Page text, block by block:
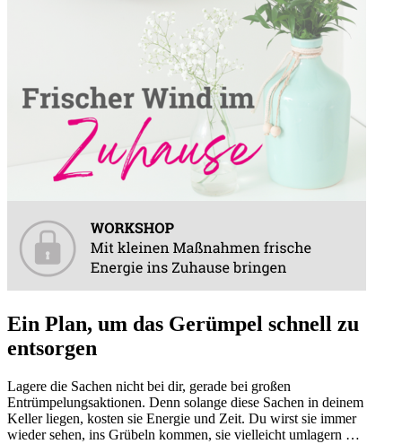
Ein Plan, um das Gerümpel schnell zu
entsorgen
Lagere die Sachen nicht bei dir, gerade bei großen
Entrümpelungsaktionen. Denn solange diese Sachen in deinem
Keller liegen, kosten sie Energie und Zeit. Du wirst sie immer
wieder sehen, ins Grübeln kommen, sie vielleicht umlagern …